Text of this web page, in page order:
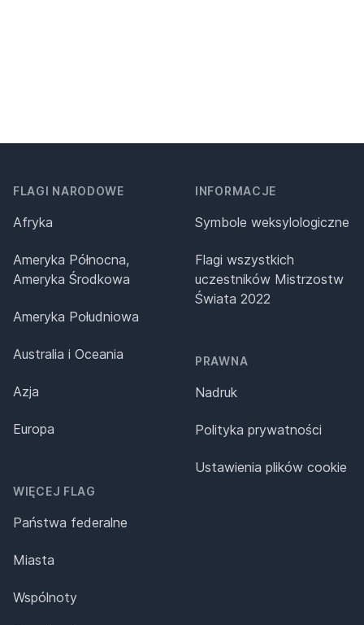
FLAGI NARODOWE
Afryka
Ameryka Północna,
Ameryka Środkowa
Ameryka Południowa
Australia i Oceania
Azja
Europa
WIĘCEJ FLAG
Państwa federalne
Miasta
Wspólnoty
INFORMACJE
Symbole weksylologiczne
Flagi wszystkich
uczestników Mistrzostw
Świata 2022
PRAWNA
Nadruk
Polityka prywatności
Ustawienia plików cookie